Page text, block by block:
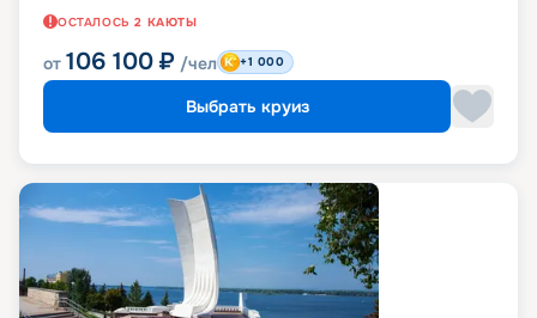
ОСТАЛОСЬ 2 КАЮТЫ
от 106 100 ₽ /чел +1 000
Выбрать круиз